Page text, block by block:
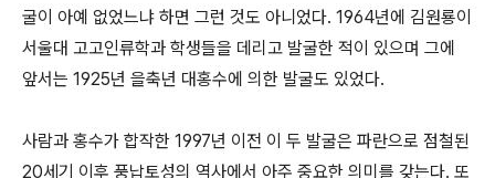
굴이 아예 없었느냐 하면 그런 것도 아니었다. 1964년에 김원룡이
서울대 고고인류학과 학생들을 데리고 발굴한 적이 있으며 그에
앞서는 1925년 을축년 대홍수에 의한 발굴도 있었다.
사람과 홍수가 합작한 1997년 이전 이 두 발굴은 파란으로 점철된
20세기 이후 풍납토성의 역사에서 아주 중요한 의미를 갖는다. 또